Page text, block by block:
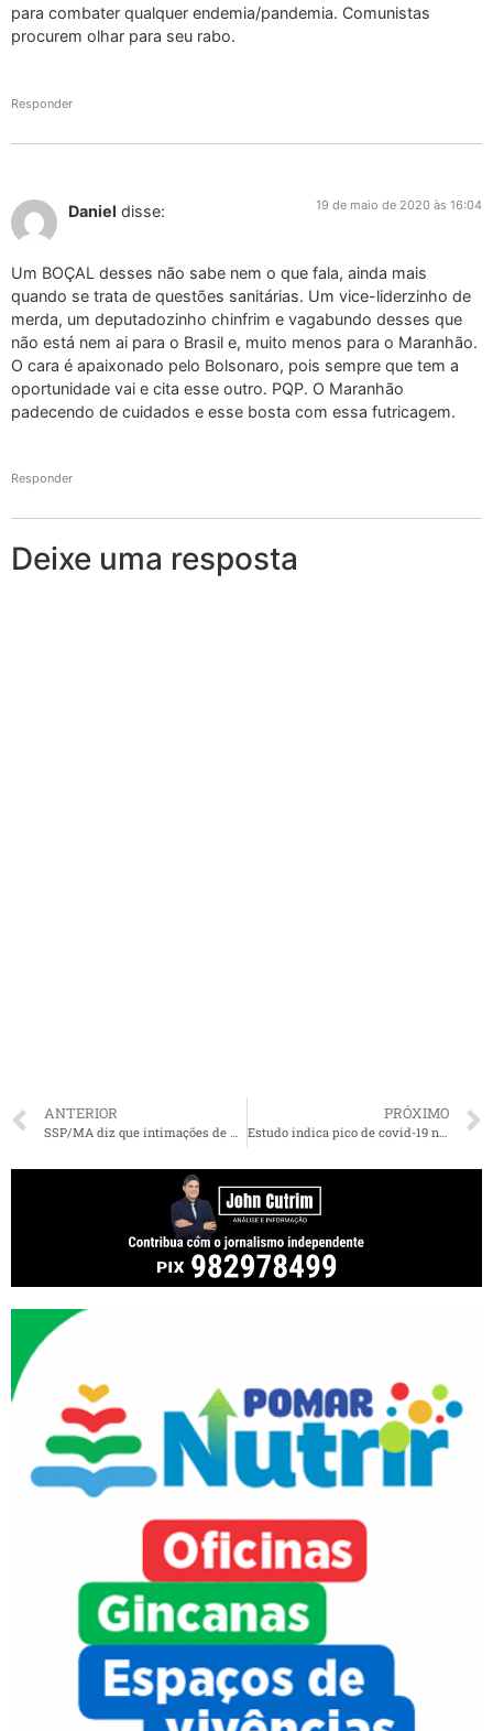
para combater qualquer endemia/pandemia. Comunistas
procurem olhar para seu rabo.
Responder
Daniel disse: 19 de maio de 2020 às 16:04
Um BOÇAL desses não sabe nem o que fala, ainda mais
quando se trata de questões sanitárias. Um vice-liderzinho de
merda, um deputadozinho chinfrim e vagabundo desses que
não está nem ai para o Brasil e, muito menos para o Maranhão.
O cara é apaixonado pelo Bolsonaro, pois sempre que tem a
oportunidade vai e cita esse outro. PQP. O Maranhão
padecendo de cuidados e esse bosta com essa futricagem.
Responder
Deixe uma resposta
ANTERIOR
SSP/MA diz que intimações de membros de grupo de WhatsApp derivaram da existência de normas sanitárias e judiciais
PRÓXIMO
Estudo indica pico de covid-19 nesta semana e estabilidade em julho, com 370 mil casos